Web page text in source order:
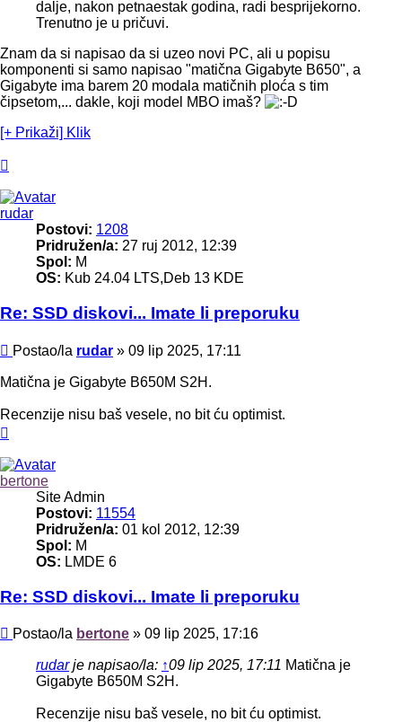
dalje, nakon petnaestak godina, radi besprijekorno.
Trenutno je u pričuvi.
Znam da si napisao da si uzeo novi PC, ali u popisu
komponenti si samo napisao "matična Gigabyte B650", a
Gigabyte ima barem 20 modala matičnih ploća s tim
čipsetom,... dakle, koji model MBO imaš?
[+ Prikaži] Klik
rudar
Postovi: 1208
Pridružen/a: 27 ruj 2012, 12:39
Spol: M
OS: Kub 24.04 LTS,Deb 13 KDE
Re: SSD diskovi... Imate li preporuku
Post
Postao/la rudar » 09 lip 2025, 17:11
Matična je Gigabyte B650M S2H.
Recenzije nisu baš vesele, no bit ću optimist.
bertone
Site Admin
Postovi: 11554
Pridružen/a: 01 kol 2012, 12:39
Spol: M
OS: LMDE 6
Re: SSD diskovi... Imate li preporuku
Post
Postao/la bertone » 09 lip 2025, 17:16
rudarje napisao/la: ↑09 lip 2025, 17:11 Matična je
Gigabyte B650M S2H.
Recenzije nisu baš vesele, no bit ću optimist.